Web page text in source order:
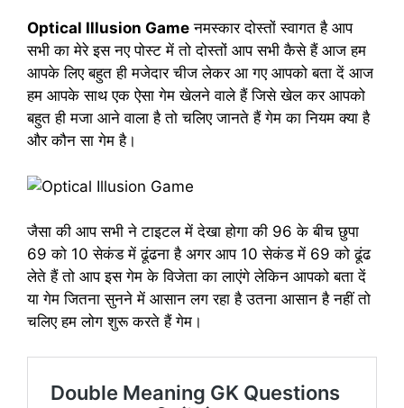
Optical Illusion Game नमस्कार दोस्तों स्वागत है आप
सभी का मेरे इस नए पोस्ट में तो दोस्तों आप सभी कैसे हैं आज हम
आपके लिए बहुत ही मजेदार चीज लेकर आ गए आपको बता दें आज
हम आपके साथ एक ऐसा गेम खेलने वाले हैं जिसे खेल कर आपको
बहुत ही मजा आने वाला है तो चलिए जानते हैं गेम का नियम क्या है
और कौन सा गेम है।
जैसा की आप सभी ने टाइटल में देखा होगा की 96 के बीच छुपा
69 को 10 सेकंड में ढूंढना है अगर आप 10 सेकंड में 69 को ढूंढ
लेते हैं तो आप इस गेम के विजेता का लाएंगे लेकिन आपको बता दें
या गेम जितना सुनने में आसान लग रहा है उतना आसान है नहीं तो
चलिए हम लोग शुरू करते हैं गेम।